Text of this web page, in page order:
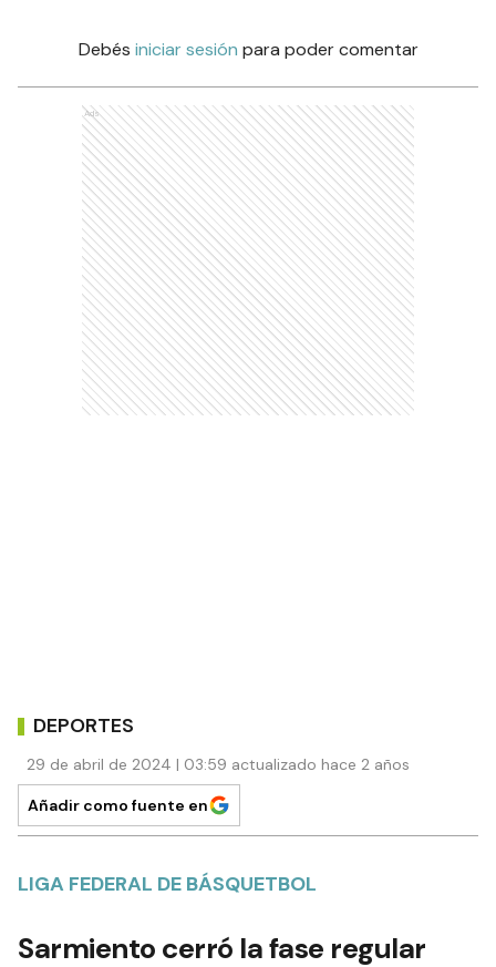
Debés iniciar sesión para poder comentar
Ads
DEPORTES
29 de abril de 2024 | 03:59 actualizado hace 2 años
Añadir como fuente en
LIGA FEDERAL DE BÁSQUETBOL
Sarmiento cerró la fase regular